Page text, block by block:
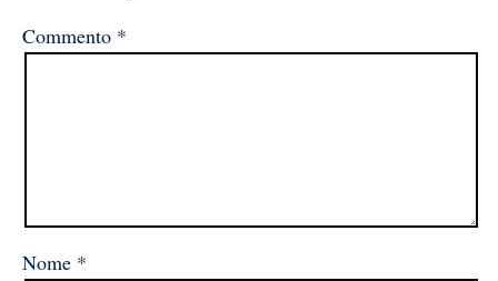
Commento *
Nome *